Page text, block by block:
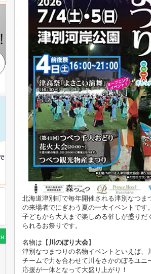
北海道津別町で毎年開催される津別なつま
の来場者でにぎわう夏の一大イベントです。
子どもから大人まで楽しめる催しが盛りだ
られるお祭りです。
名物は【 川のぼり大会】
津別なつまつりの名物イベントといえば、
チームで力を合わせて川をさかのぼるユ
応援が一体となって大盛り上がり！